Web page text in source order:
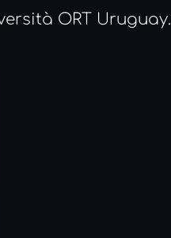
ORT Uruguay.